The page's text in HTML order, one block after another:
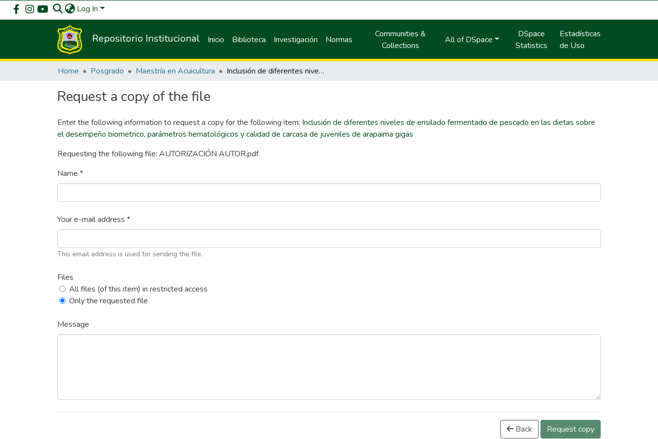
Log In
Repositorio Institucional Inicio Biblioteca Investigación Normas
Communities &
Collections
All of DSpace
DSpace
Statistics
Estadísticas
de Uso
Home Posgrado Maestría en Acuicultura Inclusión de diferentes niveles de ensilado fermentado de pescado en las dietas sobre el desempeño biometrico, parámetros hematológicos y calidad de carcasa de juveniles de arapaima gigas
Request a copy of the file
Enter the following information to request a copy for the following item: Inclusión de diferentes niveles de ensilado fermentado de pescado en las dietas sobre
el desempeño biometrico, parámetros hematológicos y calidad de carcasa de juveniles de arapaima gigas
Requesting the following file: AUTORIZACIÓN AUTOR.pdf
Name *
Your e-mail address *
This email address is used for sending the file.
Files
All files (of this item) in restricted access
Only the requested file
Message
Back Request copy